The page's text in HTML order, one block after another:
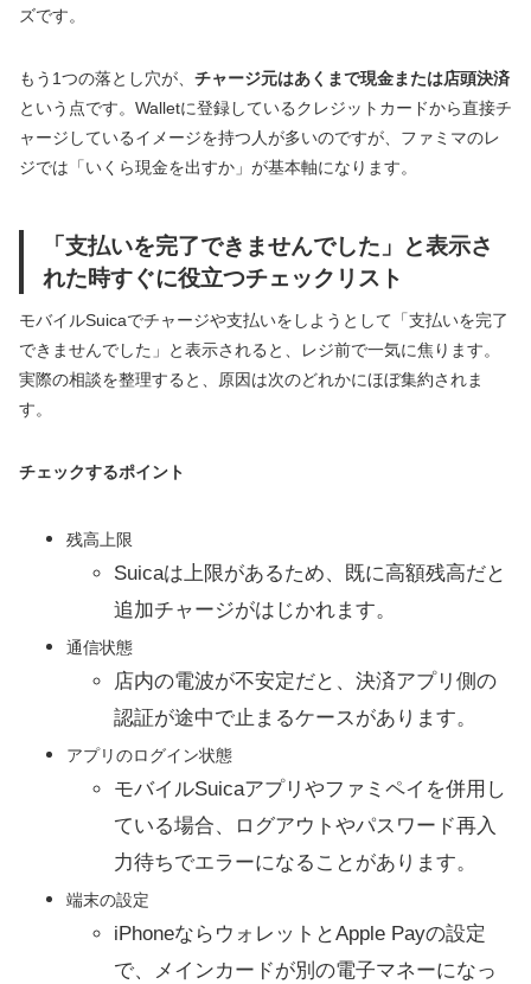
ズです。
もう1つの落とし穴が、 チャージ元はあくまで現金または店頭決済
という点です。Walletに登録しているクレジットカードから直接チ
ャージしているイメージを持つ人が多いのですが、ファミマのレ
ジでは「いくら現金を出すか」が基本軸になります。
「支払いを完了できませんでした」と表示さ
れた時すぐに役立つチェックリスト
モバイルSuicaでチャージや支払いをしようとして「支払いを完了
できませんでした」と表示されると、レジ前で一気に焦ります。
実際の相談を整理すると、原因は次のどれかにほぼ集約されま
す。
チェックするポイント
残高上限
Suicaは上限があるため、既に高額残高だと
追加チャージがはじかれます。
通信状態
店内の電波が不安定だと、決済アプリ側の
認証が途中で止まるケースがあります。
アプリのログイン状態
モバイルSuicaアプリやファミペイを併用し
ている場合、ログアウトやパスワード再入
力待ちでエラーになることがあります。
端末の設定
iPhoneならウォレットとApple Payの設定
で、メインカードが別の電子マネーになっ